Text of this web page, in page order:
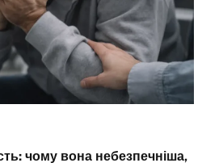
чому вона небезпечніша,